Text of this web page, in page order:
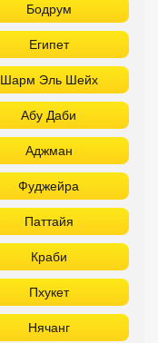
Бодрум
Египет
Шарм Эль Шейх
Абу Даби
Аджман
Фуджейра
Паттайя
Краби
Пхукет
Нячанг